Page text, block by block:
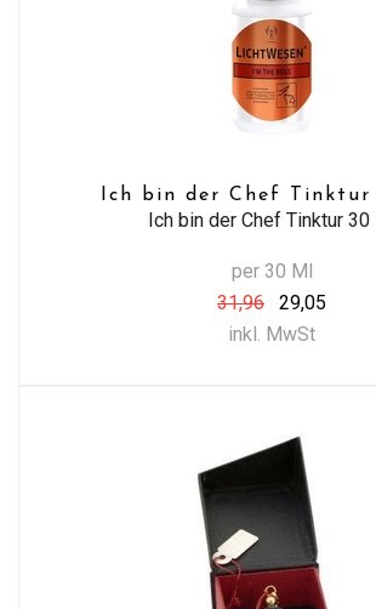
Ich bin der Chef Tinktur
Ich bin der Chef Tinktur 30
per 30 Ml
31,96
29,05
inkl. MwSt